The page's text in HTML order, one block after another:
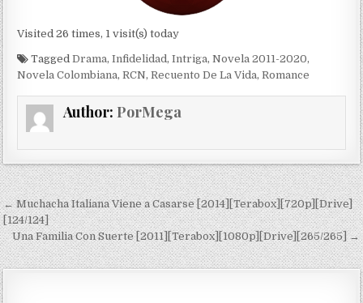
Visited 26 times, 1 visit(s) today
TaggedDrama,Infidelidad ,Intriga,Novela 2011-2020,
Novela Colombiana,RCN,Recuento De La Vida,Romance
Author: PorMega
Navegación de entradas
← Muchacha Italiana Viene a Casarse [2014][Terabox][720p][Drive]
[124/124]
Una Familia Con Suerte [2011][Terabox][1080p][Drive][265/265] →